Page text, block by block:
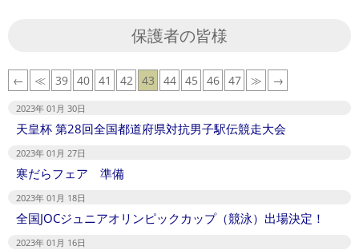
保護者の皆様
← ≪ 39 40 41 42 43 44 45 46 47 ≫ →
2023年 01月 30日
天皇杯 第28回全国都道府県対抗男子駅伝競走大会
2023年 01月 27日
寒だらフェア 準備
2023年 01月 18日
全国JOCジュニアオリンピックカップ（競泳）出場決定！
2023年 01月 16日